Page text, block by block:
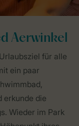
Aerwinkel
für alle
ein paar
erkunde die
Wieder im Park